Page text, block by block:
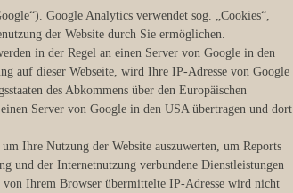
Google Analytics verwendet sog. „Cookies“,
der Website durch Sie ermöglichen.
in der Regel an einen Server von Google in den
auf dieser Webseite, wird Ihre IP-Adresse von Google
des Abkommens über den Europäischen
Server von Google in den USA übertragen und dort
Ihre Nutzung der Website auszuwerten, um Reports
und der Internetnutzung verbundene Dienstleistungen
von Ihrem Browser übermittelte IP-Adresse wird nicht